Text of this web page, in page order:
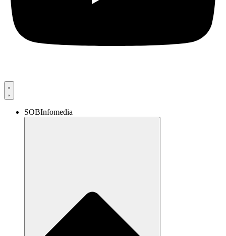
SOBInfomedia